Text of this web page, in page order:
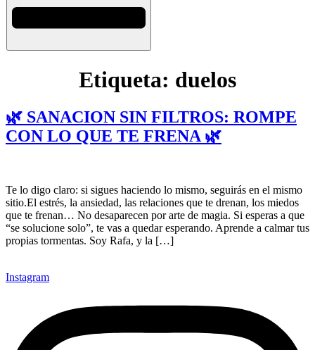
Etiqueta: duelos
🌿 SANACION SIN FILTROS: ROMPE
CON LO QUE TE FRENA 🌿
Te lo digo claro: si sigues haciendo lo mismo, seguirás en el mismo
sitio.El estrés, la ansiedad, las relaciones que te drenan, los miedos
que te frenan… No desaparecen por arte de magia. Si esperas a que
“se solucione solo”, te vas a quedar esperando. Aprende a calmar tus
propias tormentas. Soy Rafa, y la […]
Instagram